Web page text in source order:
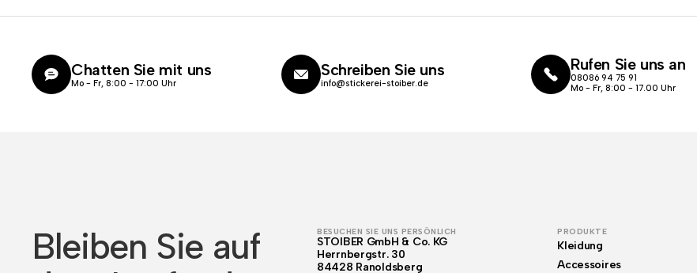
Chatten Sie mit uns
Mo - Fr, 8:00 - 17:00 Uhr
Schreiben Sie uns
info@stickerei-stoiber.de
Rufen Sie uns an
08086 94 75 91
Mo - Fr, 8:00 - 17.00 Uhr
Bleiben Sie auf
BESUCHEN SIE UNS PERSÖNLICH
STOIBER GmbH & Co. KG
Herrnbergstr. 30
84428 Ranoldsberg
PRODUKTE
Kleidung
Accessoires